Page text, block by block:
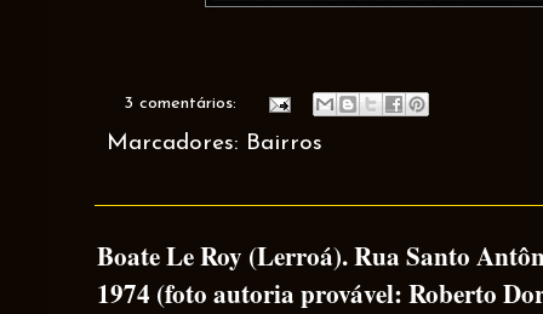
3 comentários:
Marcadores: Bairros
Boate Le Roy (Lerroá). Rua Santo
1974 (foto autoria provável: Roberto